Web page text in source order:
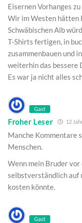
Eisernen Vorhanges
Wir im Westen hätten
Schwäbischen Alb
T-Shirts fertigen, in
zusammenbauen und
weiterhin das bessere
Es war ja nicht alles
Gast
Froher Leser 12
Manche Kommentare
Menschen.
Wenn mein Bruder vor
selbstverständlich auf
kosten könnte.
Gast